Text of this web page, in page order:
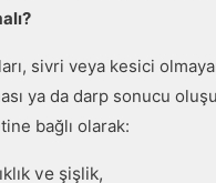
sivri veya kesici
ya da darp sonucu
bağlı olarak:
ve şişlik,